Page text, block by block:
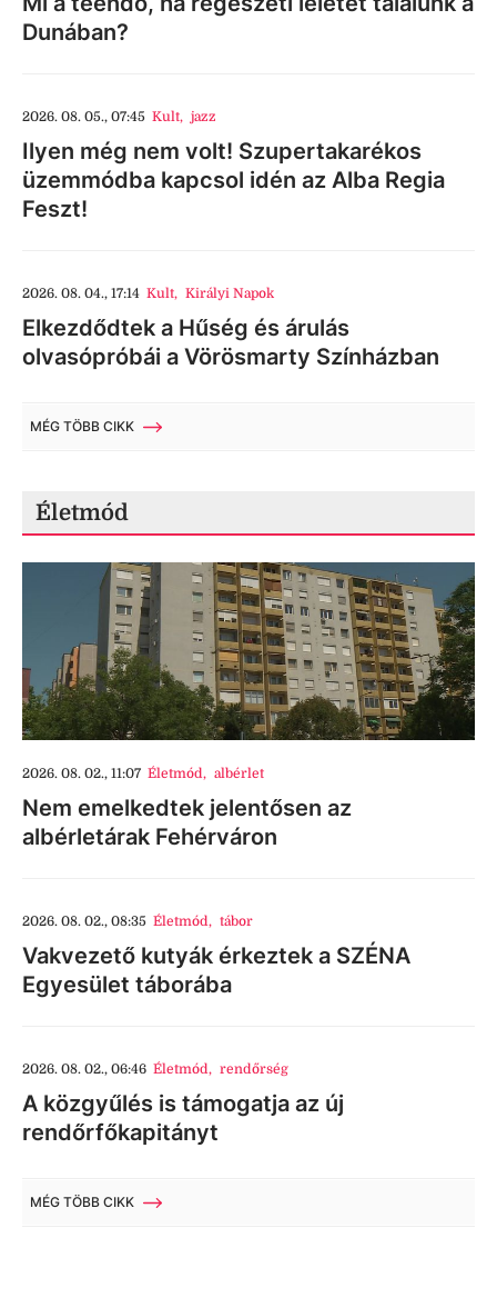
Dunában?
2026. 08. 05., 07:45 Kult, jazz
Ilyen még nem volt! Szupertakarékos
üzemmódba kapcsol idén az Alba Regia
Feszt!
2026. 08. 04., 17:14 Kult, Királyi Napok
Elkezdődtek a Hűség és árulás
olvasópróbái a Vörösmarty Színházban
MÉG TÖBB CIKK
Életmód
2026. 08. 02., 11:07 Életmód, albérlet
Nem emelkedtek jelentősen az
albérletárak Fehérváron
2026. 08. 02., 08:35 Életmód, tábor
Vakvezető kutyák érkeztek a SZÉNA
Egyesület táborába
2026. 08. 02., 06:46 Életmód, rendőrség
A közgyűlés is támogatja az új
rendőrfőkapitányt
MÉG TÖBB CIKK